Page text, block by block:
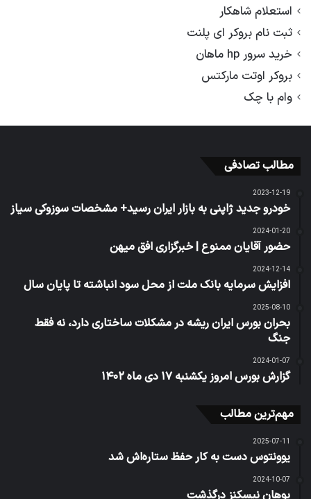
استعلام شاهکار
ثبت نام بروکر ای پلنت
خرید سرور hp ماهان
بروکر اوتت مارکتس
وام با چک
مطالب تصادفی
2023-12-19
خودرو جدید ژاپنی به بازار ایران رسید+ مشخصات سوزوکی سیاز
2024-01-20
حضور آقایان ممنوع | خبرگزاری افق میهن
2024-12-14
افزایش سرمایه بانک ملت از محل سود انباشته تا پایان سال
2025-08-10
بحران بورس ایران ریشه در مشکلات ساختاری دارد، نه فقط
جنگ
2024-01-07
گزارش بورس امروز یکشنبه ۱۷ دی ماه ۱۴۰۲
مهم‌ترین مطالب
2025-07-11
یوونتوس دست به کار حفظ ستاره‌اش شد
2024-10-07
یوهان نیسکنز درگذشت